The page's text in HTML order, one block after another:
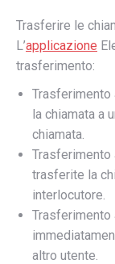
Trasferire le
L’applicazione
trasferimento:
Trasferimento
la chiamata a
chiamata.
Trasferimento
trasferite la
interlocutore.
altro utente.